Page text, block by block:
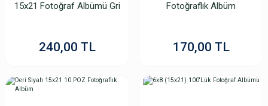
15x21 Fotoğraf Albümü Gri
240,00 TL
Fotoğraflık Albüm
170,00 TL